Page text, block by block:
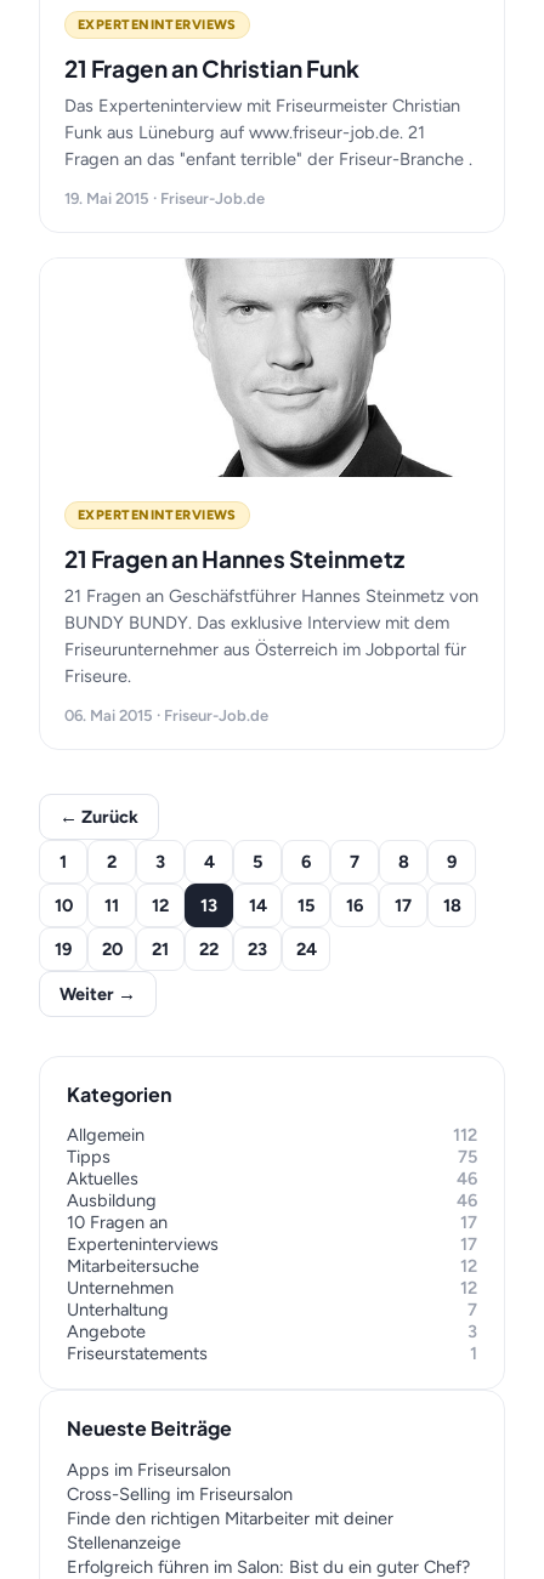
EXPERTENINTERVIEWS
21 Fragen an Christian Funk
Das Experteninterview mit Friseurmeister Christian
Funk aus Lüneburg auf www.friseur-job.de. 21
Fragen an das "enfant terrible" der Friseur-Branche .
19. Mai 2015 · Friseur-Job.de
EXPERTENINTERVIEWS
21 Fragen an Hannes Steinmetz
21 Fragen an Geschäfstführer Hannes Steinmetz von
BUNDY BUNDY. Das exklusive Interview mit dem
Friseurunternehmer aus Österreich im Jobportal für
Friseure.
06. Mai 2015 · Friseur-Job.de
← Zurück
1 2 3 4 5 6 7 8
9
10
11 12 13 14 15 16 17
18
19
20 21 22 23 24
Weiter →
Kategorien
Allgemein
112
Tipps
75
Aktuelles
46
Ausbildung
46
10 Fragen an
17
Experteninterviews
17
Mitarbeitersuche
12
Unternehmen
12
Unterhaltung
7
Angebote
3
Friseurstatements
1
Neueste Beiträge
Apps im Friseursalon
Cross-Selling im Friseursalon
Finde den richtigen Mitarbeiter mit deiner
Stellenanzeige
Erfolgreich führen im Salon: Bist du ein guter Chef?